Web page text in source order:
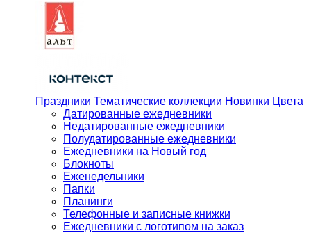
Праздники Тематические коллекции Новинки Цвета
Датированные ежедневники
Недатированные ежедневники
Полудатированные ежедневники
Ежедневники на Новый год
Блокноты
Еженедельники
Папки
Планинги
Телефонные и записные книжки
Ежедневники с логотипом на заказ